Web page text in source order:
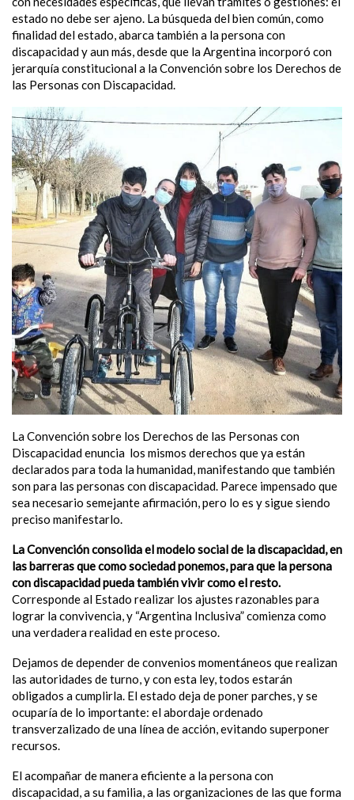
estado no debe ser ajeno. La búsqueda del bien común, como
finalidad del estado, abarca también a la persona con
discapacidad y aun más, desde que la Argentina incorporó con
jerarquía constitucional a la Convención sobre los Derechos de
las Personas con Discapacidad.
La Convención sobre los Derechos de las Personas con
Discapacidad enuncia los mismos derechos que ya están
declarados para toda la humanidad, manifestando que también
son para las personas con discapacidad. Parece impensado que
sea necesario semejante afirmación, pero lo es y sigue siendo
preciso manifestarlo.
La Convención consolida el modelo social de la discapacidad, en
las barreras que como sociedad ponemos, para que la persona
con discapacidad pueda también vivir como el resto.
Corresponde al Estado realizar los ajustes razonables para
lograr la convivencia, y “Argentina Inclusiva” comienza como
una verdadera realidad en este proceso.
Dejamos de depender de convenios momentáneos que realizan
las autoridades de turno, y con esta ley, todos estarán
obligados a cumplirla. El estado deja de poner parches, y se
ocuparía de lo importante: el abordaje ordenado
transverzalizado de una línea de acción, evitando superponer
recursos.
El acompañar de manera eficiente a la persona con
discapacidad, a su familia, a las organizaciones de las que forma